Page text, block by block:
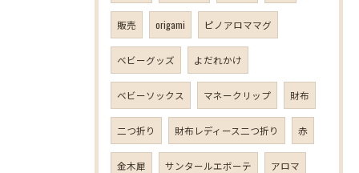
販売 origami ピノアロママグ
ベビーグッズ よだれかけ
ベビーソックス マネークリップ 財布
二つ折り 財布レディース二つ折り 赤
金木犀 サンタールエボーテ アロマ